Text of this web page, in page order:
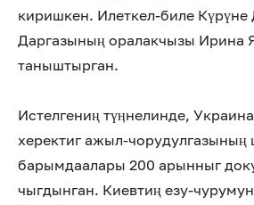
киришкен. Илеткел-биле
Даргазының оралакчызы Ирина
таныштырган.
Истелгениң түӊнелинде,
херектиг ажыл-чорудулгазының
барымдаалары 200 арынныг
чыгдынган. Киевтиң езу-